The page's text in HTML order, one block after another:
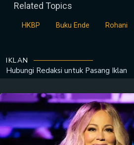
Related Topics
HKBP Buku Ende Rohani
IKLAN
Hubungi Redaksi untuk Pasang Iklan